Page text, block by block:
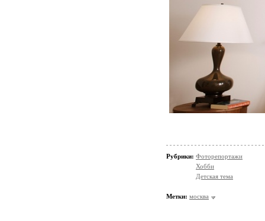
Рубрики: Фоторепортажи
Хобби
Детская тема
Метки: москва